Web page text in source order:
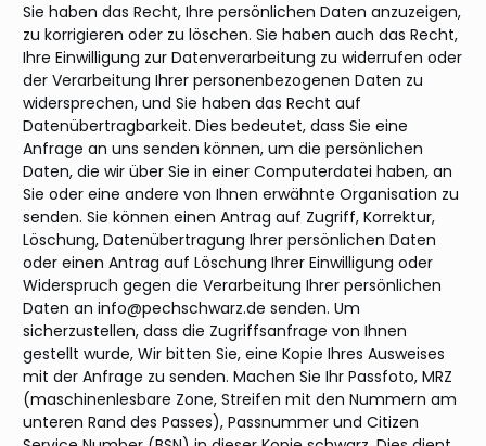
Sie haben das Recht, Ihre persönlichen Daten anzuzeigen,
zu korrigieren oder zu löschen. Sie haben auch das Recht,
Ihre Einwilligung zur Datenverarbeitung zu widerrufen oder
der Verarbeitung Ihrer personenbezogenen Daten zu
widersprechen, und Sie haben das Recht auf
Datenübertragbarkeit. Dies bedeutet, dass Sie eine
Anfrage an uns senden können, um die persönlichen
Daten, die wir über Sie in einer Computerdatei haben, an
Sie oder eine andere von Ihnen erwähnte Organisation zu
senden. Sie können einen Antrag auf Zugriff, Korrektur,
Löschung, Datenübertragung Ihrer persönlichen Daten
oder einen Antrag auf Löschung Ihrer Einwilligung oder
Widerspruch gegen die Verarbeitung Ihrer persönlichen
Daten an info@pechschwarz.de senden. Um
sicherzustellen, dass die Zugriffsanfrage von Ihnen
gestellt wurde, Wir bitten Sie, eine Kopie Ihres Ausweises
mit der Anfrage zu senden. Machen Sie Ihr Passfoto, MRZ
(maschinenlesbare Zone, Streifen mit den Nummern am
unteren Rand des Passes), Passnummer und Citizen